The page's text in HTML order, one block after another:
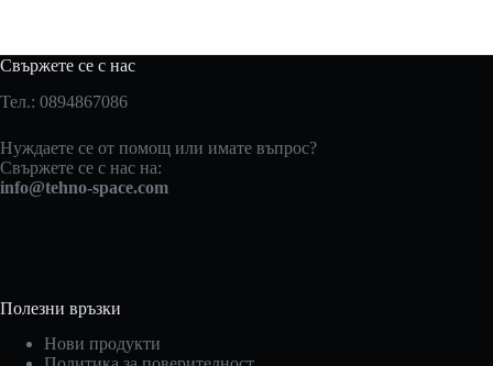
Свържете се с нас
Тел.: 0894867086
Нуждаете се от помощ или имате въпрос?
Свържете се с нас на:
info@tehno-space.com
Полезни връзки
Нови продукти